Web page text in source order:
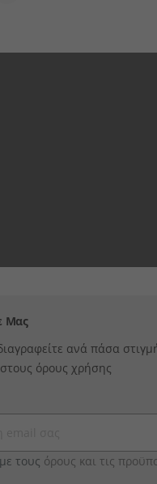
Μας
ανά πάσα
όρους χρήσης
τους όρους και τις